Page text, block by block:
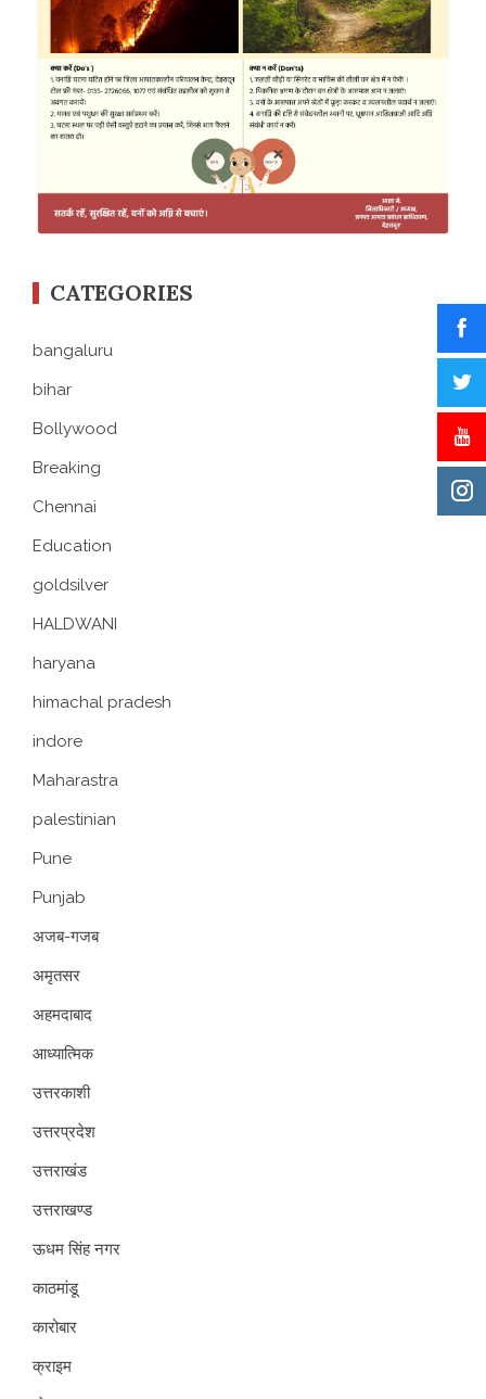
CATEGORIES
bangaluru
bihar
Bollywood
Breaking
Chennai
Education
goldsilver
HALDWANI
haryana
himachal pradesh
indore
Maharastra
palestinian
Pune
Punjab
अजब-गजब
अमृतसर
अहमदाबाद
आध्यात्मिक
उत्तरकाशी
उत्तरप्रदेश
उत्तराखंड
उत्तराखण्ड
ऊधम सिंह नगर
काठमांडू
कारोबार
क्राइम